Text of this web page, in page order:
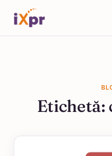
Etichetă: